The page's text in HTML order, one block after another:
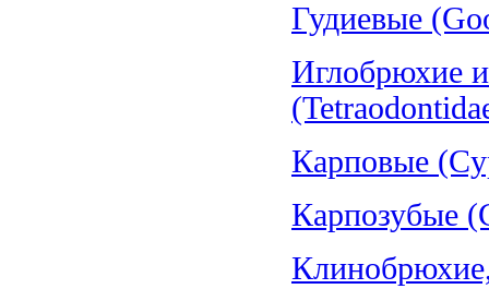
Гудиевые
Иглобрюхие
Карповые
Карпозубые